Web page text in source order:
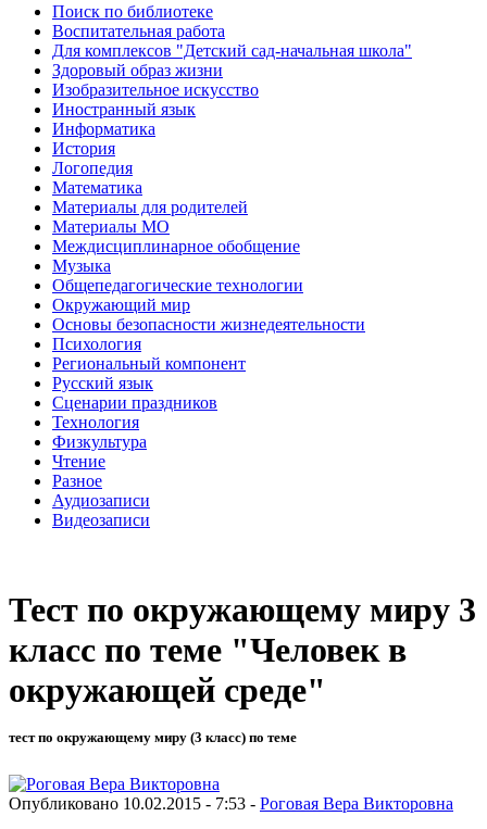
Поиск по библиотеке
Воспитательная работа
Для комплексов "Детский сад-начальная школа"
Здоровый образ жизни
Изобразительное искусство
Иностранный язык
Информатика
История
Логопедия
Математика
Материалы для родителей
Материалы МО
Междисциплинарное обобщение
Музыка
Общепедагогические технологии
Окружающий мир
Основы безопасности жизнедеятельности
Психология
Региональный компонент
Русский язык
Сценарии праздников
Технология
Физкультура
Чтение
Разное
Аудиозаписи
Видеозаписи
Тест по окружающему миру 3
класс по теме "Человек в
окружающей среде"
тест по окружающему миру (3 класс) по теме
Опубликовано 10.02.2015 - 7:53 - Роговая Вера Викторовна